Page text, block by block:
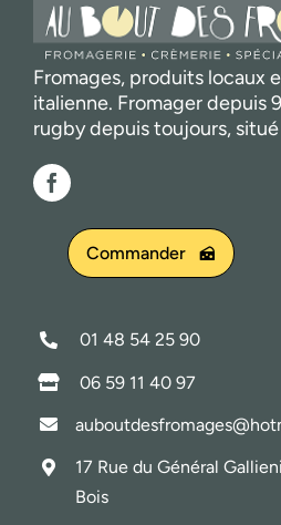
Fromages, produits locaux
italienne. Fromager depuis
rugby depuis toujours,
Commander
01 48 54 25 90
06 59 11 40 97
17 Rue du Général
Bois